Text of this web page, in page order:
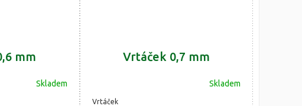
mm
Skladem
Vrtáček 0,7 mm
Skladem
Vrtáček